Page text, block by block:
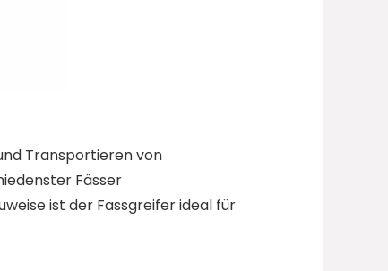
Transportieren von
Fässer
ist der Fassgreifer ideal für